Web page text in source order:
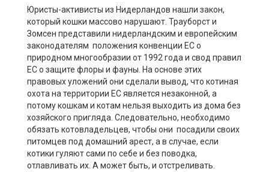
Юристы-активисты из Нидерландов нашли закон,
который кошки массово нарушают. Трауборст и
Зомсен представили нидерландским и европейским
законодателям положения конвенции ЕС о
природном многообразии от 1992 года и свод правил
ЕС о защите флоры и фауны. На основе этих
правовых уложений они сделали вывод, что котиная
охота на территории ЕС является незаконной, а
потому кошкам и котам нельзя выходить из дома без
хозяйского пригляда. Следовательно, необходимо
обязать котовладельцев, чтобы они посадили своих
питомцев под домашний арест, а в случае, если
котики гуляют сами по себе и без поводка,
отлавливать их. А может быть, и отстреливать.